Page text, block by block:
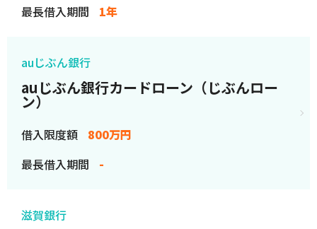
最長借入期間
1年
auじぶん銀行
auじぶん銀行カードローン（じぶんロー
ン）
借入限度額
800万円
最長借入期間
-
滋賀銀行